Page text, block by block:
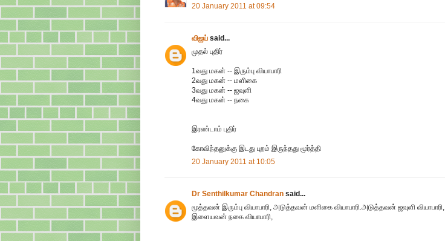
20 January 2011 at 09:54
விஜய் said...
முதல் புதிர்
1வது மகன் -- இரும்பு வியாபாரி
2வது மகன் -- மளிகை
3வது மகன் -- ஜவுளி
4வது மகன் -- நகை
இரண்டாம் புதிர்
கோவிந்தனுக்கு இடது புறம் இருந்தது மூர்த்தி
20 January 2011 at 10:05
Dr Senthilkumar Chandran said...
மூத்தவன் இரும்பு வியாபாரி, அடுத்தவன் மளிகை வியாபாரி.அடுத்தவன் ஜவுளி வியாபாரி,
இளையவன் நகை வியாபாரி,